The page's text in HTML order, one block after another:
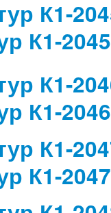
К1-2045
К1-2046
К1-2047